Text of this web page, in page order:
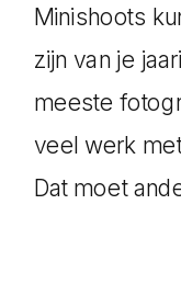
sessie,
Zo hoef
over wat je
Minishoots
zijn van je
meeste
veel werk
Dat moet